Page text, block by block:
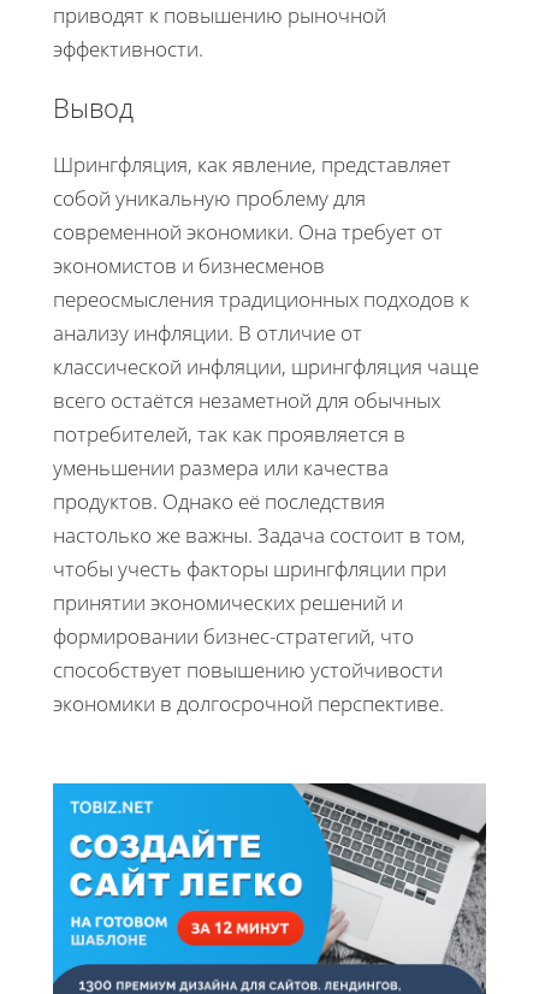
приводят к повышению рыночной
эффективности.
Вывод
Шрингфляция, как явление, представляет
собой уникальную проблему для
современной экономики. Она требует от
экономистов и бизнесменов
переосмысления традиционных подходов к
анализу инфляции. В отличие от
классической инфляции, шрингфляция чаще
всего остаётся незаметной для обычных
потребителей, так как проявляется в
уменьшении размера или качества
продуктов. Однако её последствия
настолько же важны. Задача состоит в том,
чтобы учесть факторы шрингфляции при
принятии экономических решений и
формировании бизнес-стратегий, что
способствует повышению устойчивости
экономики в долгосрочной перспективе.